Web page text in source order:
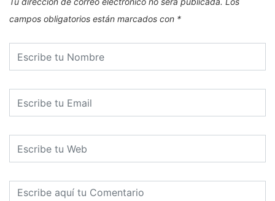
campos obligatorios están marcados con *